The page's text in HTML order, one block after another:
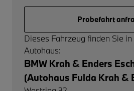
Probefahrt
Dieses Fahrzeug finden Sie
Autohaus:
BMW Krah & Enders
(Autohaus Fulda Krah &